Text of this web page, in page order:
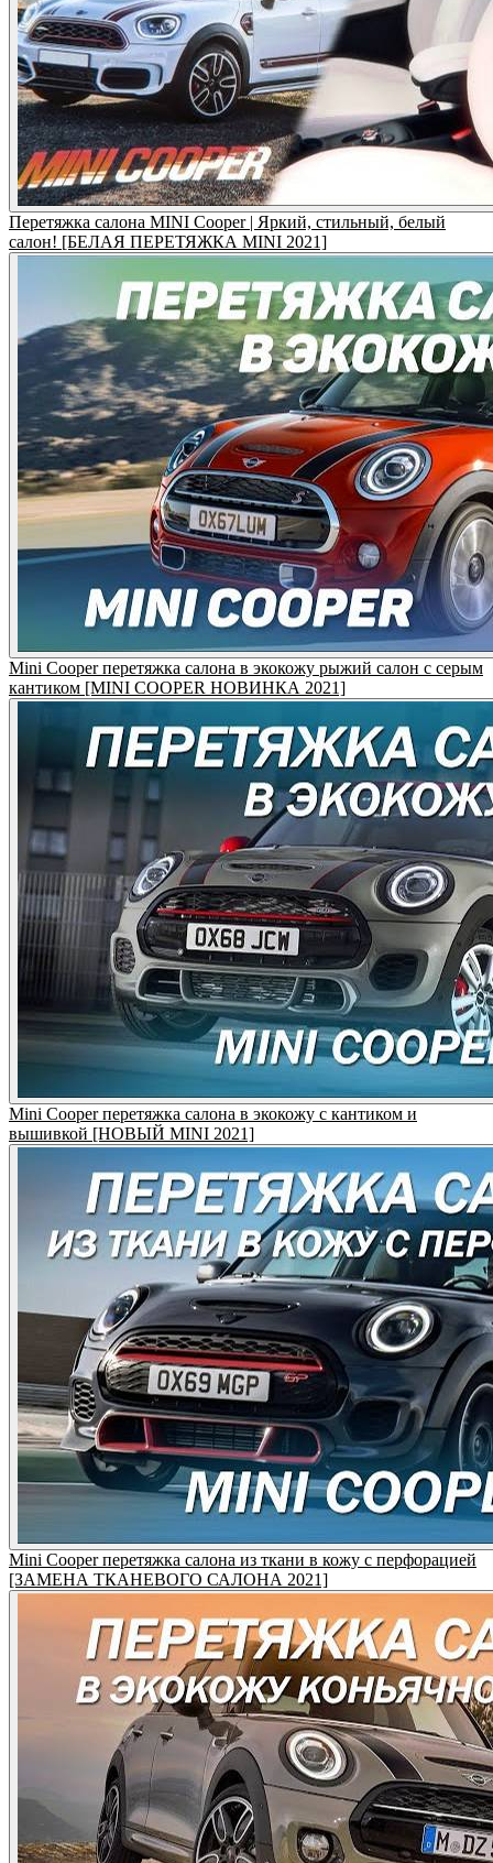
Перетяжка салона MINI Cooper | Яркий, стильный, белый
салон! [БЕЛАЯ ПЕРЕТЯЖКА MINI 2021]
Mini Cooper перетяжка салона в экокожу рыжий салон с серым
кантиком [MINI COOPER НОВИНКА 2021]
Mini Cooper перетяжка салона в экокожу с кантиком и
вышивкой [НОВЫЙ MINI 2021]
Mini Cooper перетяжка салона из ткани в кожу с перфорацией
[ЗАМЕНА ТКАНЕВОГО САЛОНА 2021]